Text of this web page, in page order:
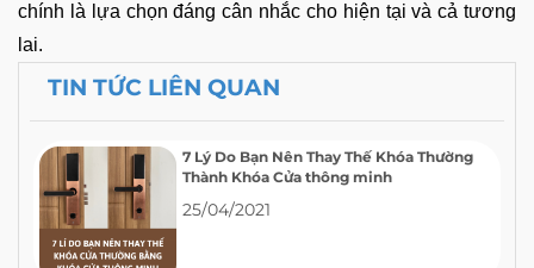
chính là lựa chọn đáng cân nhắc cho hiện tại và cả tương
lai.
TIN TỨC LIÊN QUAN
7 Lý Do Bạn Nên Thay Thế Khóa Thường
Thành Khóa Cửa thông minh
25/04/2021